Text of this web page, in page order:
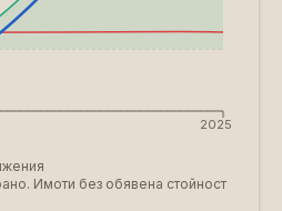
2025
Имоти без обявена стойност